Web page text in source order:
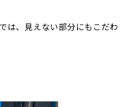
は、見えない部分にもこだわ